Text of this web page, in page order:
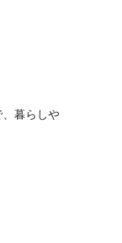
暮らしや